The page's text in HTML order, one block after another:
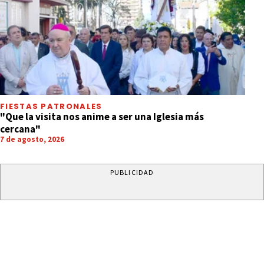
FIESTAS PATRONALES
"Que la visita nos anime a ser una Iglesia más
cercana"
7 de agosto, 2026
PUBLICIDAD